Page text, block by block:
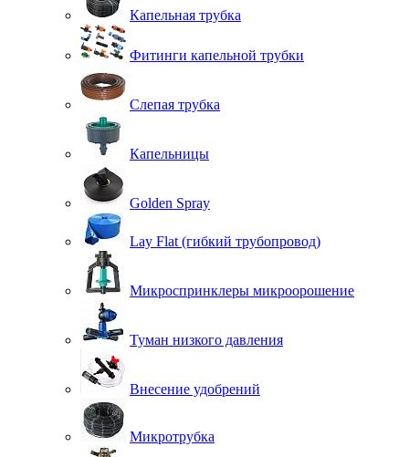
Капельная трубка
Фитинги капельной трубки
Слепая трубка
Капельницы
Golden Spray
Lay Flat (гибкий трубопровод)
Микроспринклеры микроорошение
Туман низкого давления
Внесение удобрений
Микротрубка